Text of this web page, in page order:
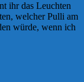
ihr das Leuchten
welcher Pulli am
würde, wenn ich